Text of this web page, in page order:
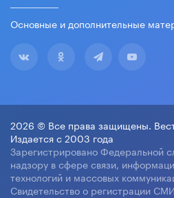
Основные и дополнительные
2026 © Все права защищены.
Издается с 2003 года
Зарегистрировано Федеральной
надзору в сфере связи,
технологий и массовых
Свидетельство о регистрации